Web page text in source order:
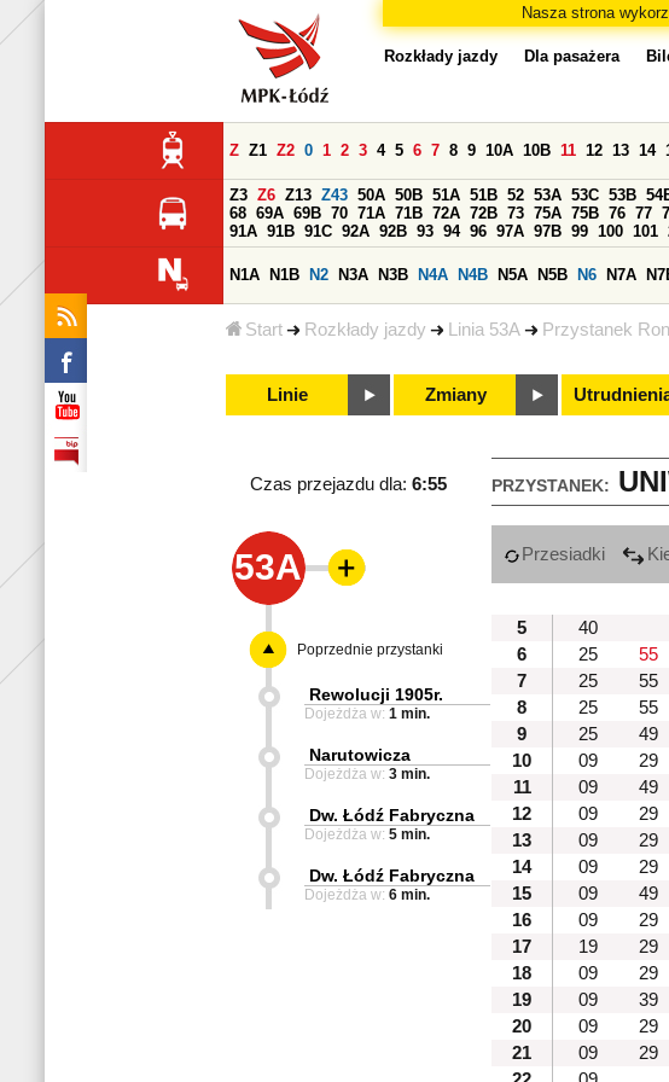
Nasza strona
Start Rozkłady jazdy Linia 53A Przystanek
Rozkłady jazdy Dla pasażera
Z Z1 Z2 0 1 2 3 4 5 6 7 8 9 10A 10B 11 12 13 14
Z3 Z6 Z13 Z43 50A 50B 51A 51B 52 53A 53C 53B
68 69A 69B 70 71A 71B 72A 72B 73 75A 75B 76 77
91A 91B 91C 92A 92B 93 94 96 97A 97B 99 100 101
N1A N1B N2 N3A N3B N4A N4B N5A N5B N6 N7A
Linie Zmiany
PRZYSTANEK:
Czas przejazdu dla: 6:55
53A Przesiadki
5
40
6
25
55
7
25
55
8
25
55
9
25
49
10
09 29
11
09
49
12
09 29
13
09 29
14
09 29
15
09
49
16
09 29
17
19 29
18
09 29
19
09 39
20
09 29
21
09
29
Poprzednie przystanki
Rewolucji 1905r.
Dojeżdża w: 1 min.
Narutowicza
Dojeżdża w: 3 min.
Dw. Łódź Fabryczna
Dojeżdża w: 5 min.
Dw. Łódź Fabryczna
Dojeżdża w: 6 min.